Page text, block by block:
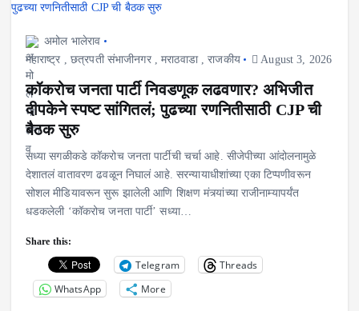
अमोल भालेराव
महाराष्ट्र
छत्रपती संभाजीनगर,मराठवाडा,राजकीय August 3, 2026
कॉकरोच जनता पार्टी निवडणूक लढवणार? अभिजीत
दीपकेने स्पष्ट सांगितलं; पुढच्या रणनितीसाठी CJP ची
बैठक सुरु
सध्या सगळीकडे कॉकरोच जनता पार्टीची चर्चा आहे. सीजेपीच्या आंदोलनामुळे
देशातलं वातावरण ढवळून निघालं आहे. सरन्यायाधीशांच्या एका टिप्पणीवरून
सोशल मीडियावरून सुरू झालेली आणि शिक्षण मंत्र्यांच्या राजीनाम्यापर्यंत
धडकलेली ‘कॉकरोच जनता पार्टी’ सध्या…
Share this:
Telegram
Threads
WhatsApp
More